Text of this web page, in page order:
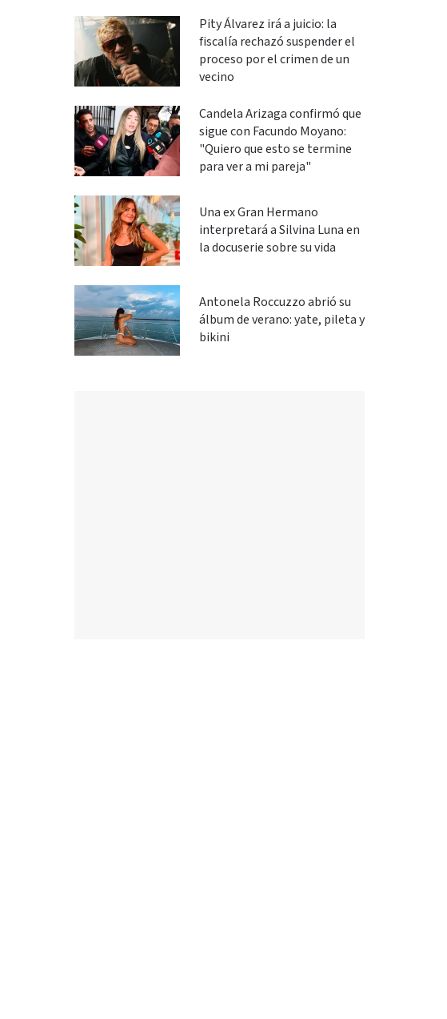
Pity Álvarez irá a juicio: la
fiscalía rechazó suspender el
proceso por el crimen de un
vecino
Candela Arizaga confirmó que
sigue con Facundo Moyano:
"Quiero que esto se termine
para ver a mi pareja"
Una ex Gran Hermano
interpretará a Silvina Luna en
la docuserie sobre su vida
Antonela Roccuzzo abrió su
álbum de verano: yate, pileta y
bikini